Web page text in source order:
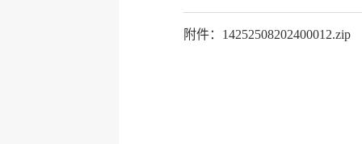
附件：14252508202400012.zip